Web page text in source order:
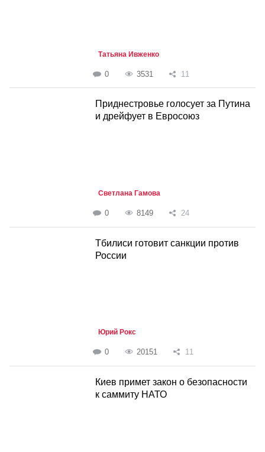
Татьяна Ивженко
0 3531 11
Приднестровье голосует за Путина
и дрейфует в Евросоюз
Светлана Гамова
0 8149 24
Тбилиси готовит санкции против
России
Юрий Рокс
0 20151 11
Киев примет закон о безопасности
к саммиту НАТО